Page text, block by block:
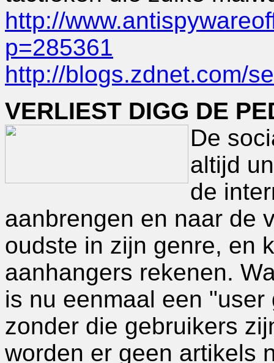
http://
p=285361
http://blogs.zdnet.com/
VERLIEST DIGG DE
De
altijd
de
aanbrengen en naar de
oudste in zijn genre, en
aanhangers rekenen.
is nu eenmaal een
zonder die gebruikers
worden er geen artikels